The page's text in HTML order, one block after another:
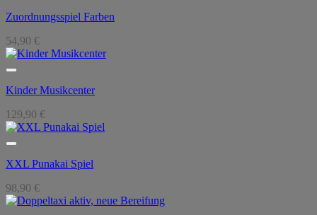
Zuordnungsspiel Farben
54,90 €
Kinder Musikcenter
129,90 €
XXL Punakai Spiel
98,90 €